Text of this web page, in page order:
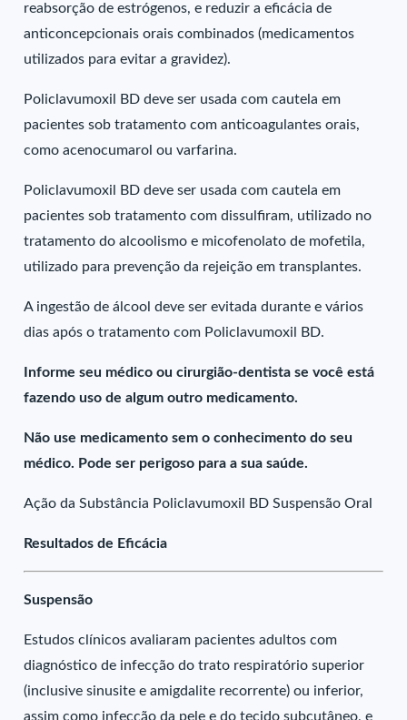
reabsorção de estrógenos, e reduzir a eficácia de
anticoncepcionais orais combinados (medicamentos
utilizados para evitar a gravidez).
Policlavumoxil BD deve ser usada com cautela em
pacientes sob tratamento com anticoagulantes orais,
como acenocumarol ou varfarina.
Policlavumoxil BD deve ser usada com cautela em
pacientes sob tratamento com dissulfiram, utilizado no
tratamento do alcoolismo e micofenolato de mofetila,
utilizado para prevenção da rejeição em transplantes.
A ingestão de álcool deve ser evitada durante e vários
dias após o tratamento com Policlavumoxil BD.
Informe seu médico ou cirurgião-dentista se você está
fazendo uso de algum outro medicamento.
Não use medicamento sem o conhecimento do seu
médico. Pode ser perigoso para a sua saúde.
Ação da Substância Policlavumoxil BD Suspensão Oral
Resultados de Eficácia
Suspensão
Estudos clínicos avaliaram pacientes adultos com
diagnóstico de infecção do trato respiratório superior
(inclusive sinusite e amigdalite recorrente) ou inferior,
assim como infecção da pele e do tecido subcutâneo, e